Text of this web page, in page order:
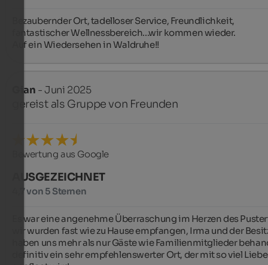
Bezaubernder Ort, tadelloser Service, Freundlichkeit,
fantastischer Wellnessbereich...wir kommen wieder.
Auf ein Wiedersehen in Waldruhe!!
Gian - Juni 2025
gereist als Gruppe von Freunden
Bewertung aus Google
AUSGEZEICHNET
4,7 von 5 Sternen
Es war eine angenehme Überraschung im Herzen des
wir wurden fast wie zu Hause empfangen, Irma und der
haben uns mehr als nur Gäste wie Familienmitglieder
definitiv ein sehr empfehlenswerter Ort, der mit so viel Liebe